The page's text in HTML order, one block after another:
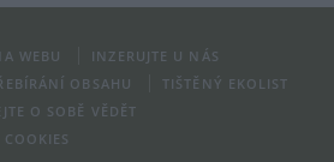
WEBU
INZERUJTE U NÁS
OBSAHU
TIŠTĚNÝ EKOLIST
O SOBĚ VĚDĚT
COOKIES